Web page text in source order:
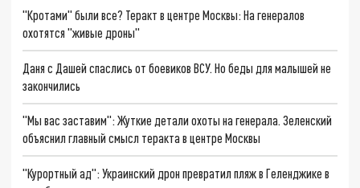
"Кротами" были все? Теракт в центре Москвы: На генералов
охотятся "живые дроны"
Даня с Дашей спаслись от боевиков ВСУ. Но беды для малышей не
закончились
"Мы вас заставим": Жуткие детали охоты на генерала. Зеленский
объяснил главный смысл теракта в центре Москвы
"Курортный ад": Украинский дрон превратил пляж в Геленджике в